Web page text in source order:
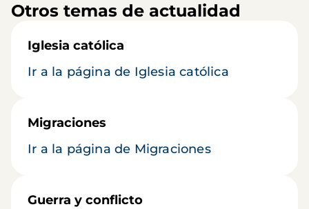
Otros temas de actualidad
Iglesia católica
Ir a la página de Iglesia católica
Migraciones
Ir a la página de Migraciones
Guerra y conflicto